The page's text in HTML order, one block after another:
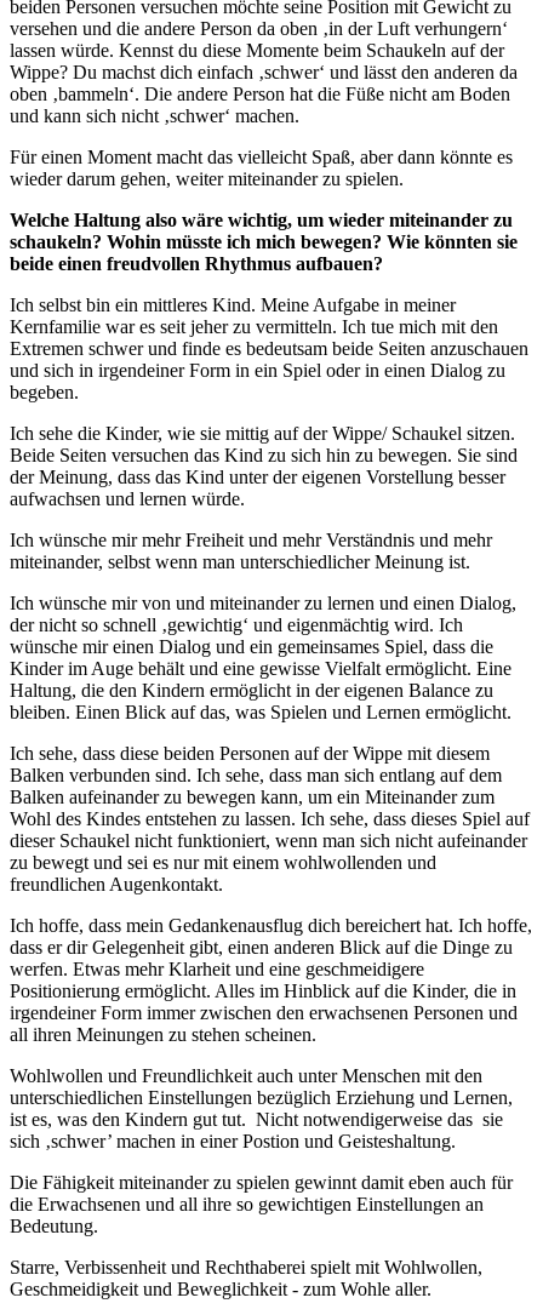
beiden Personen versuchen möchte seine Position mit Gewicht zu
versehen und die andere Person da oben ‚in der Luft verhungern‘
lassen würde. Kennst du diese Momente beim Schaukeln auf der
Wippe? Du machst dich einfach ‚schwer‘ und lässt den anderen da
oben ‚bammeln‘. Die andere Person hat die Füße nicht am Boden
und kann sich nicht ‚schwer‘ machen.
Für einen Moment macht das vielleicht Spaß, aber dann könnte es
wieder darum gehen, weiter miteinander zu spielen.
Welche Haltung also wäre wichtig, um wieder miteinander zu
schaukeln? Wohin müsste ich mich bewegen? Wie könnten sie
beide einen freudvollen Rhythmus aufbauen?
Ich selbst bin ein mittleres Kind. Meine Aufgabe in meiner
Kernfamilie war es seit jeher zu vermitteln. Ich tue mich mit den
Extremen schwer und finde es bedeutsam beide Seiten anzuschauen
und sich in irgendeiner Form in ein Spiel oder in einen Dialog zu
begeben.
Ich sehe die Kinder, wie sie mittig auf der Wippe/ Schaukel sitzen.
Beide Seiten versuchen das Kind zu sich hin zu bewegen. Sie sind
der Meinung, dass das Kind unter der eigenen Vorstellung besser
aufwachsen und lernen würde.
Ich wünsche mir mehr Freiheit und mehr Verständnis und mehr
miteinander, selbst wenn man unterschiedlicher Meinung ist.
Ich wünsche mir von und miteinander zu lernen und einen Dialog,
der nicht so schnell ‚gewichtig‘ und eigenmächtig wird. Ich
wünsche mir einen Dialog und ein gemeinsames Spiel, dass die
Kinder im Auge behält und eine gewisse Vielfalt ermöglicht. Eine
Haltung, die den Kindern ermöglicht in der eigenen Balance zu
bleiben. Einen Blick auf das, was Spielen und Lernen ermöglicht.
Ich sehe, dass diese beiden Personen auf der Wippe mit diesem
Balken verbunden sind. Ich sehe, dass man sich entlang auf dem
Balken aufeinander zu bewegen kann, um ein Miteinander zum
Wohl des Kindes entstehen zu lassen. Ich sehe, dass dieses Spiel auf
dieser Schaukel nicht funktioniert, wenn man sich nicht aufeinander
zu bewegt und sei es nur mit einem wohlwollenden und
freundlichen Augenkontakt.
Ich hoffe, dass mein Gedankenausflug dich bereichert hat. Ich hoffe,
dass er dir Gelegenheit gibt, einen anderen Blick auf die Dinge zu
werfen. Etwas mehr Klarheit und eine geschmeidigere
Positionierung ermöglicht. Alles im Hinblick auf die Kinder, die in
irgendeiner Form immer zwischen den erwachsenen Personen und
all ihren Meinungen zu stehen scheinen.
Wohlwollen und Freundlichkeit auch unter Menschen mit den
unterschiedlichen Einstellungen bezüglich Erziehung und Lernen,
ist es, was den Kindern gut tut. Nicht notwendigerweise das sie
sich ‚schwer’ machen in einer Postion und Geisteshaltung.
Die Fähigkeit miteinander zu spielen gewinnt damit eben auch für
die Erwachsenen und all ihre so gewichtigen Einstellungen an
Bedeutung.
Starre, Verbissenheit und Rechthaberei spielt mit Wohlwollen,
Geschmeidigkeit und Beweglichkeit - zum Wohle aller.